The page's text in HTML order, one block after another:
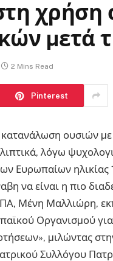
χρήση
µετά
2 Mins Read
Pinterest
ουσιών
λόγω
Ευρωπαίων ηλικίας
να είναι η πιο
Μένη Μαλλιώρη,
Οργανισµού
µιλώντας
Συλλόγου